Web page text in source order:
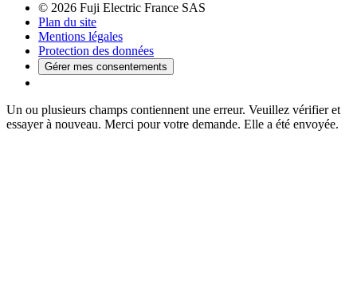
© 2026 Fuji Electric France SAS
Plan du site
Mentions légales
Protection des données
Gérer mes consentements
Un ou plusieurs champs contiennent une erreur. Veuillez vérifier et
essayer à nouveau. Merci pour votre demande. Elle a été envoyée.